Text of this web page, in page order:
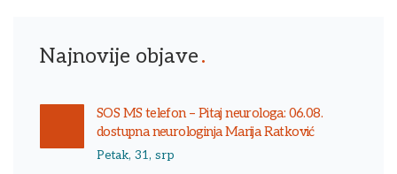
Najnovije objave
SOS MS telefon – Pitaj neurologa: 06.08.
dostupna neurologinja Marija Ratković
Petak, 31, srp